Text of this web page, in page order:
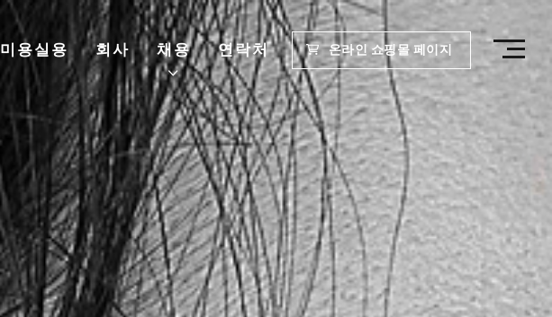
미용실용 회사 채용 연락처 온라인 쇼핑몰 페이지